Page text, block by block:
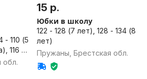
- 110 (5
116 -
лет)
обл.
15 р.
Юбки в школу
122 - 128 (7 лет), 128 - 134 (8
лет)
Пружаны, Брестская обл.